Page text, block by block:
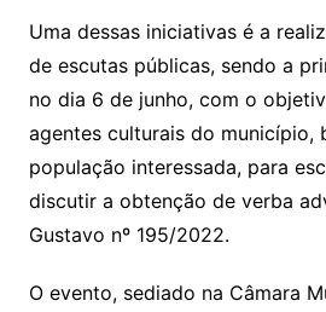
Uma dessas iniciativas é a
de escutas públicas, sendo a
no dia 6 de junho, com o
agentes culturais do município,
população interessada, para
discutir a obtenção de verba
Gustavo nº 195/2022.
O evento, sediado na Câmara